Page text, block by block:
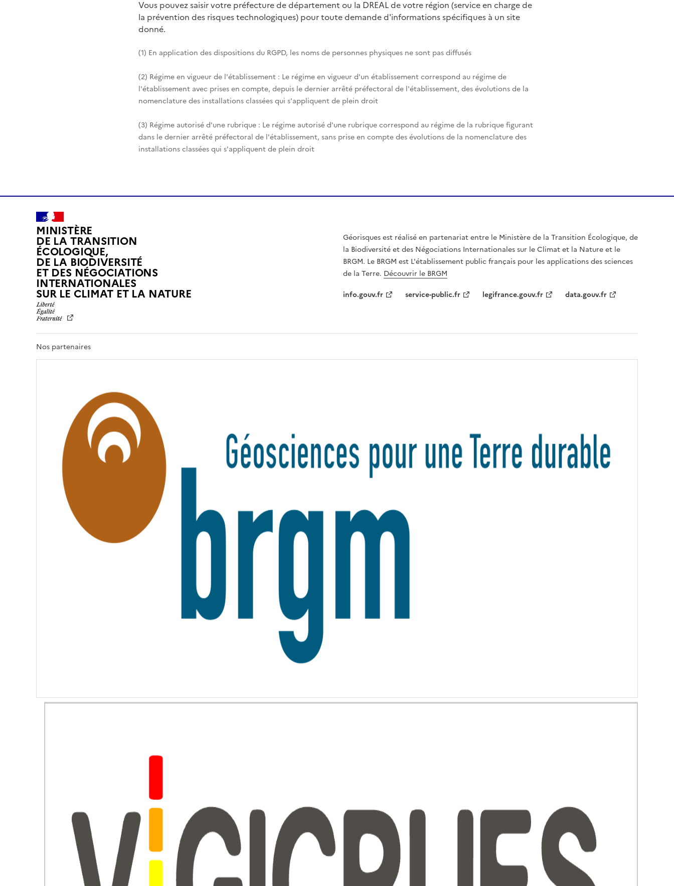
Vous pouvez saisir votre préfecture de département ou la DREAL de votre région (service en charge de
la prévention des risques technologiques) pour toute demande d'informations spécifiques à un site
donné.
(1) En application des dispositions du RGPD, les noms de personnes physiques ne sont pas diffusés
(2) Régime en vigueur de l'établissement : Le régime en vigueur d'un établissement correspond au régime de
l'établissement avec prises en compte, depuis le dernier arrêté préfectoral de l'établissement, des évolutions de la
nomenclature des installations classées qui s'appliquent de plein droit
(3) Régime autorisé d'une rubrique : Le régime autorisé d'une rubrique correspond au régime de la rubrique figurant
dans le dernier arrêté préfectoral de l'établissement, sans prise en compte des évolutions de la nomenclature des
installations classées qui s'appliquent de plein droit
MINISTÈRE
DE LA TRANSITION
ÉCOLOGIQUE,
DE LA BIODIVERSITÉ
ET DES NÉGOCIATIONS
INTERNATIONALES
SUR LE CLIMAT ET LA NATUREL
R
É
R
R
N
T
Géorisques est réalisé en partenariat entre le Ministère de la Transition Écologique, de
la Biodiversité et des Négociations Internationales sur le Climat et la Nature et le
BRGM. Le BRGM est L'établissement public français pour les applications des sciences
de la Terre. Découvrir le BRGM
info.gouv.fr
service-public.fr legifrance.gouv.fr data.gouv.fr
Nos partenaires